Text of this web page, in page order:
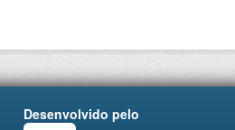
Desenvolvido pelo